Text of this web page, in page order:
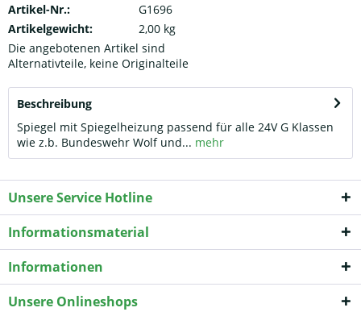
Artikel-Nr.:
G1696
Artikelgewicht:
2,00 kg
Die angebotenen Artikel sind
Alternativteile, keine Originalteile
Beschreibung
Spiegel mit Spiegelheizung passend für alle 24V G Klassen
wie z.b. Bundeswehr Wolf und... mehr
Unsere Service Hotline
Informationsmaterial
Informationen
Unsere Onlineshops